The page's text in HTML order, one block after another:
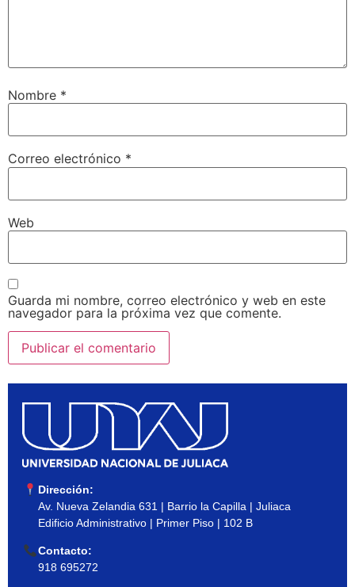
Nombre *
Correo electrónico *
Web
Guarda mi nombre, correo electrónico y web en este
navegador para la próxima vez que comente.
Dirección:
Av. Nueva Zelandia 631 | Barrio la Capilla | Juliaca
Edificio Administrativo | Primer Piso | 102 B
Contacto:
918 695272